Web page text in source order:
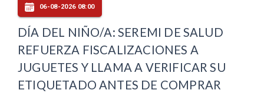
06-08-2026 08:00
DÍA DEL NIÑO/A: SEREMI DE SALUD
REFUERZA FISCALIZACIONES A
JUGUETES Y LLAMA A VERIFICAR SU
ETIQUETADO ANTES DE COMPRAR